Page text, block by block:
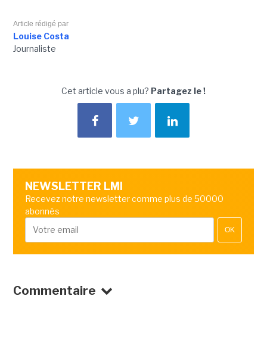
Article rédigé par
Louise Costa
Journaliste
Cet article vous a plu? Partagez le !
NEWSLETTER LMI
Recevez notre newsletter comme plus de 50000
abonnés
OK
Commentaire